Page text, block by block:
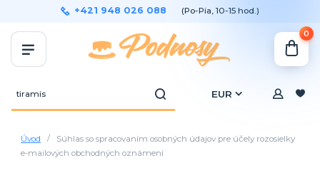
EUR
+421 948 026 088 (Po-Pia, 10-15 hod.)
0
Úvod
Súhlas so spracovaním osobných údajov pre účely rozosielky
e-mailových obchodných oznámení